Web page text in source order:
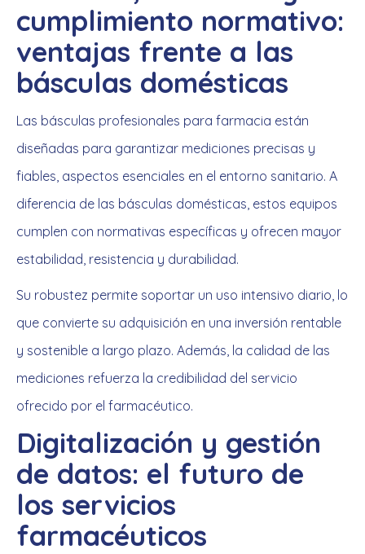
cumplimiento normativo:
ventajas frente a las
básculas domésticas
Las básculas profesionales para farmacia están
diseñadas para garantizar mediciones precisas y
fiables, aspectos esenciales en el entorno sanitario. A
diferencia de las básculas domésticas, estos equipos
cumplen con normativas específicas y ofrecen mayor
estabilidad, resistencia y durabilidad.
Su robustez permite soportar un uso intensivo diario, lo
que convierte su adquisición en una inversión rentable
y sostenible a largo plazo. Además, la calidad de las
mediciones refuerza la credibilidad del servicio
ofrecido por el farmacéutico.
Digitalización y gestión
de datos: el futuro de
los servicios
farmacéuticos